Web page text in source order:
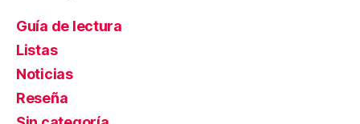
Guía de lectura
Listas
Noticias
Reseña